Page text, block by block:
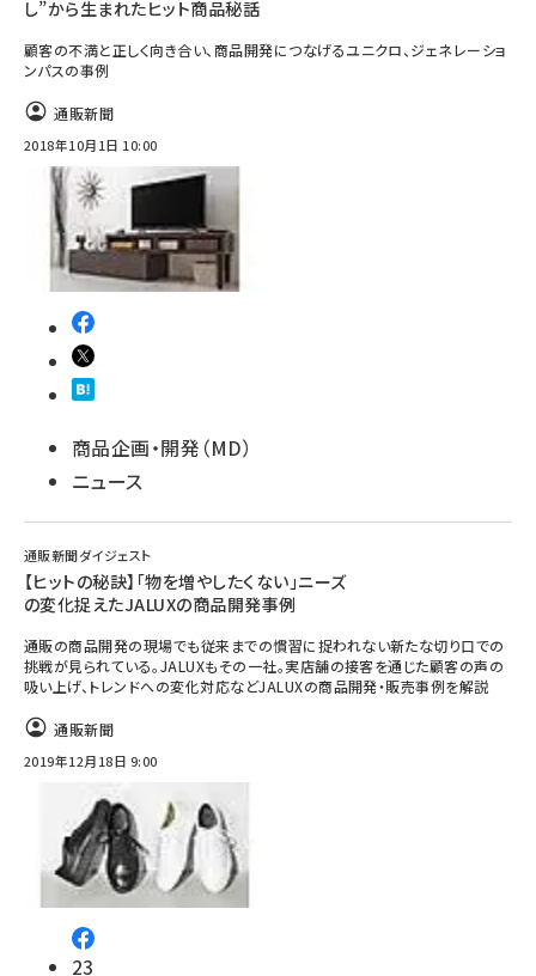
し”から生まれたヒット商品秘話
顧客の不満と正しく向き合い、商品開発につなげるユニクロ、ジェネレーショ
ンパスの事例
通販新聞
2018年10月1日 10:00
商品企画・開発（MD）
ニュース
通販新聞ダイジェスト
【ヒットの秘訣】「物を増やしたくない」ニーズ
の変化捉えたJALUXの商品開発事例
通販の商品開発の現場でも従来までの慣習に捉われない新たな切り口での
挑戦が見られている。JALUXもその一社。実店舗の接客を通じた顧客の声の
吸い上げ、トレンドへの変化対応などJALUXの商品開発・販売事例を解説
通販新聞
2019年12月18日 9:00
23